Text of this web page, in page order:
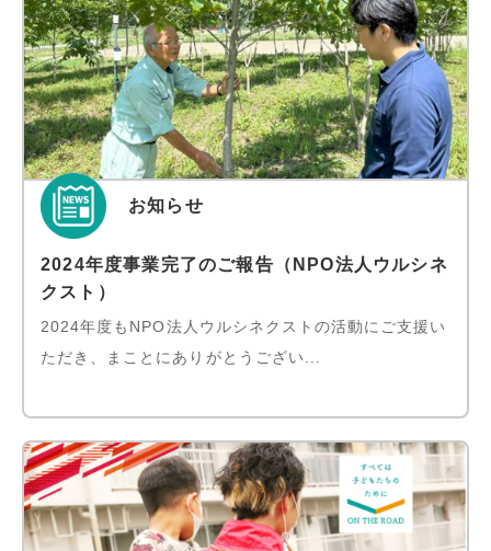
お知らせ
2024年度事業完了のご報告（NPO法人ウルシネ
クスト）
2024年度もNPO法人ウルシネクストの活動にご支援い
ただき、まことにありがとうござい...